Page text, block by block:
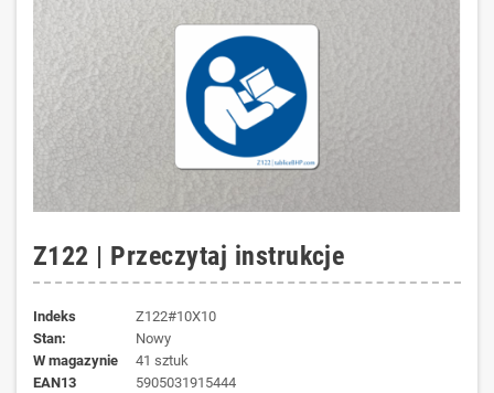
Z122 | Przeczytaj instrukcje
Indeks
Z122#10X10
Stan:
Nowy
W magazynie
41 sztuk
EAN13
5905031915444